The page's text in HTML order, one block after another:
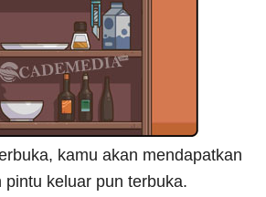
kamu akan mendapatkan
pintu keluar pun terbuka.